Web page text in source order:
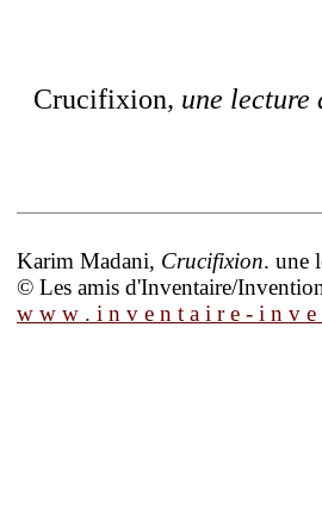
Crucifixion, une lecture
Karim Madani, Crucifixion. une
© Les amis d'Inventaire/
w w w . i n v e n t a i r e - i n v